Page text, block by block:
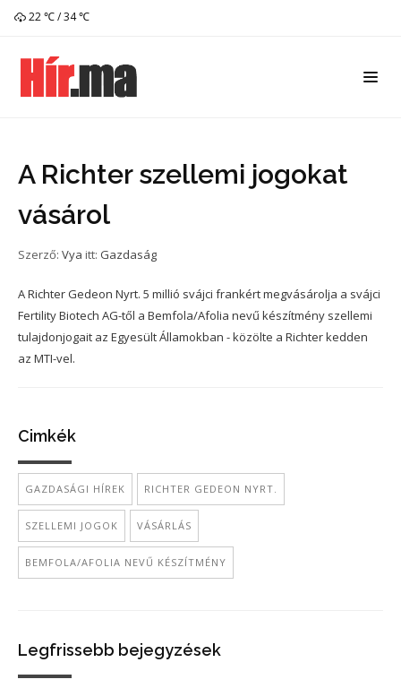
22 ℃ / 34 ℃
A Richter szellemi jogokat
vásárol
Szerző: Vya itt: Gazdaság
A Richter Gedeon Nyrt. 5 millió svájci frankért megvásárolja a svájci
Fertility Biotech AG-től a Bemfola/Afolia nevű készítmény szellemi
tulajdonjogait az Egyesült Államokban - közölte a Richter kedden
az MTI-vel.
Cimkék
GAZDASÁGI HÍREK RICHTER GEDEON NYRT.
SZELLEMI JOGOK VÁSÁRLÁS
BEMFOLA/AFOLIA NEVŰ KÉSZÍTMÉNY
Legfrissebb bejegyzések